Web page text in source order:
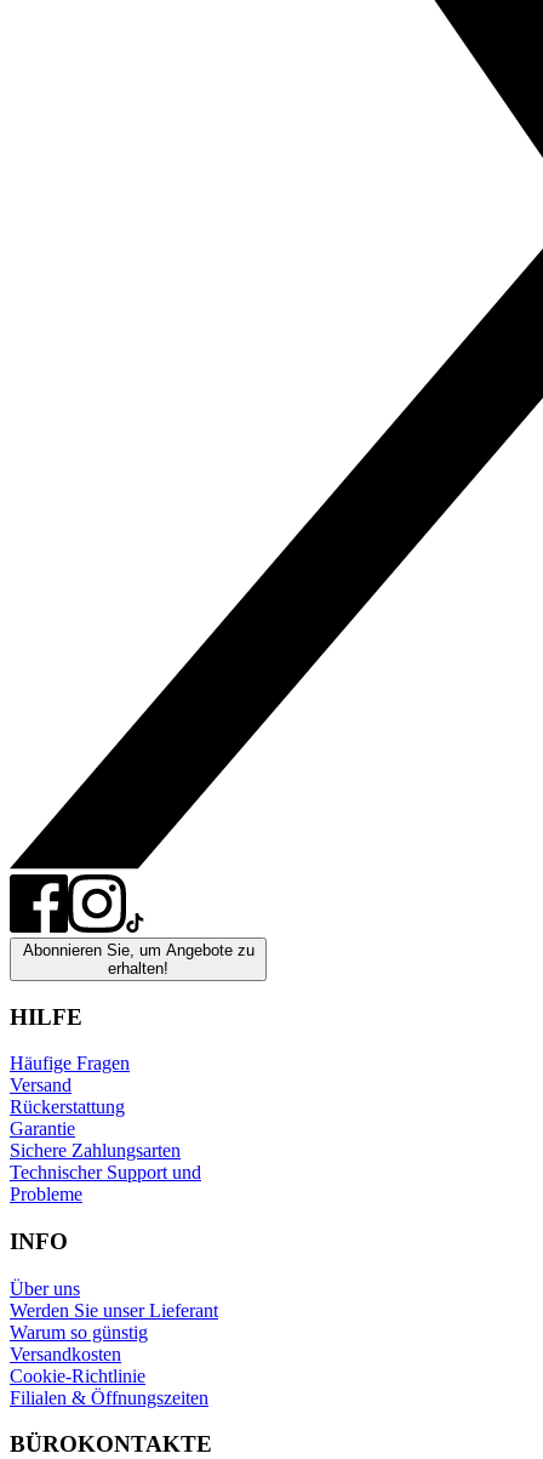
Abonnieren Sie, um Angebote zu
erhalten!
HILFE
Häufige Fragen
Versand
Rückerstattung
Garantie
Sichere Zahlungsarten
Technischer Support und
Probleme
INFO
Über uns
Werden Sie unser Lieferant
Warum so günstig
Versandkosten
Cookie-Richtlinie
Filialen & Öffnungszeiten
BÜROKONTAKTE